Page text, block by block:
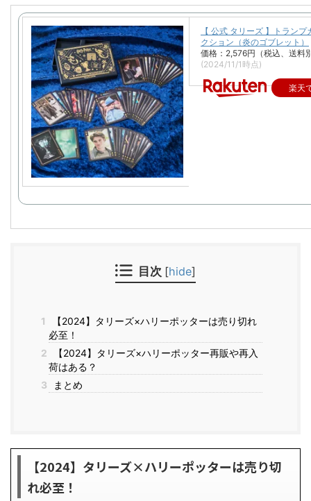
【 公式 タリーズ 】トランプ
クション（炎のゴブレット）
価格：2,576円（税込、送料
(2024/11/1時点)
楽天
目次 [hide]
1
【2024】タリーズ×ハリーポッターは売り切れ
必至！
2
【2024】タリーズ×ハリーポッター再販や再入
荷はある？
3
まとめ
【2024】タリーズ×ハリーポッターは売り切
れ必至！